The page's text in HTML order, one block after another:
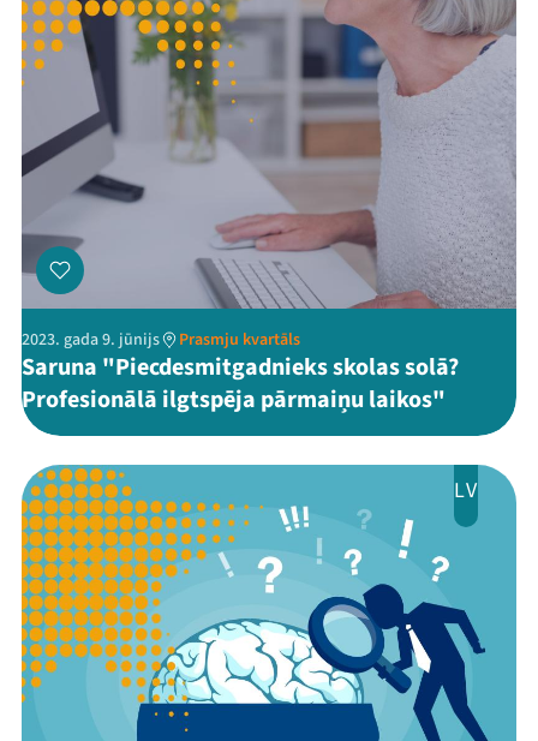
2023. gada 9. jūnijs Prasmju kvartāls
Saruna "Piecdesmitgadnieks skolas solā?
Profesionālā ilgtspēja pārmaiņu laikos"
LV